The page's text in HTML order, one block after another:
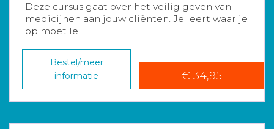
Deze cursus gaat over het veilig geven van
medicijnen aan jouw cliënten. Je leert waar je
op moet le...
Bestel/meer
informatie
€ 34,95